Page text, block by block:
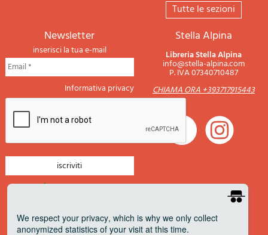
tutte le sezioni
newsletter
inserisci la tua e-mail
Informativa privacy
newsletter viaggi
Stella Alpina
Libreria Stella Alpina
info@stella-alpina.com
P. IVA 07340710487
CHIAMA ORA +393717915443
We respect your privacy, which is why we only collect
anonymized statistics of your visit at this time.